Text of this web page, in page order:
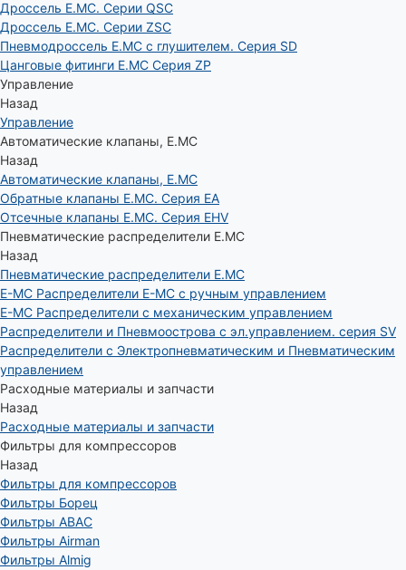
Дроссель E.MC. Серии QSC
Дроссель E.MC. Серии ZSC
Пневмодроссель E.MC с глушителем. Серия SD
Цанговые фитинги E.MC Серия ZP
Управление
Назад
Управление
Автоматические клапаны, Е.МС
Назад
Автоматические клапаны, Е.МС
Обратные клапаны E.MC. Серия EA
Отсечные клапаны E.MC. Серия EHV
Пневматические распределители E.MC
Назад
Пневматические распределители E.MC
E-MC Распределители E-MC с ручным управлением
E-MC Распределители с механическим управлением
Распределители и Пневмоострова с эл.управлением. серия SV
Распределители с Электропневматическим и Пневматическим
управлением
Расходные материалы и запчасти
Назад
Расходные материалы и запчасти
Фильтры для компрессоров
Назад
Фильтры для компрессоров
Фильтры Борец
Фильтры ABAC
Фильтры Airman
Фильтры Almig